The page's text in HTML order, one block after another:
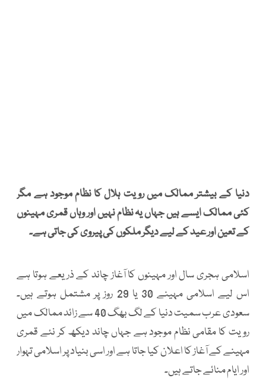
دنیا کے بیشتر ممالک میں رویت ہلال کا نظام موجود ہے مگر
کئی ممالک ایسے ہیں جہاں یہ نظام نہیں اور وہاں قمری مہینوں
کے تعین اور عید کے لیے دیگر ملکوں کی پیروی کی جاتی ہے۔
اسلامی ہجری سال اور مہینوں کا آغاز چاند کے ذریعے ہوتا ہے
اس لیے اسلامی مہینے 30 یا 29 روز پر مشتمل ہوتے ہیں۔
سعودی عرب سمیت دنیا کے لگ بھگ 40 سے زائد ممالک میں
رویت کا مقامی نظام موجود ہے جہاں چاند دیکھ کر نئے قمری
مہینے کے آغاز کا اعلان کیا جاتا ہے اور اسی بنیاد پر اسلامی تہوار
اور ایام منائے جاتے ہیں۔